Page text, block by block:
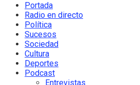
Portada
Radio en directo
Política
Sucesos
Sociedad
Cultura
Deportes
Podcast
Entrevistas